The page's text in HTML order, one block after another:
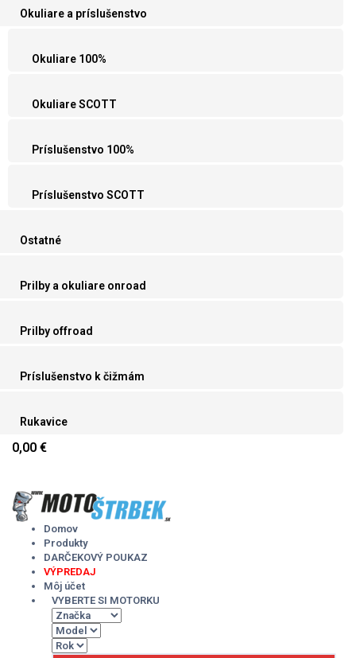
Okuliare a príslušenstvo
Okuliare 100%
Okuliare SCOTT
Príslušenstvo 100%
Príslušenstvo SCOTT
Ostatné
Prilby a okuliare onroad
Prilby offroad
Príslušenstvo k čižmám
Rukavice
0,00 €
content
Domov
Produkty
DARČEKOVÝ POUKAZ
VÝPREDAJ
Môj účet
VYBERTE SI MOTORKU